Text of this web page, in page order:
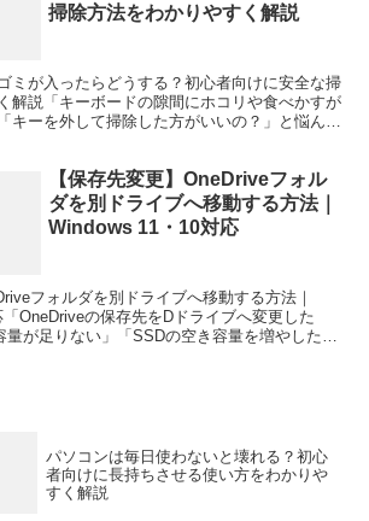
掃除方法をわかりやすく解説
ミが入ったらどうする？初心者向けに安全な掃
解説「キーボードの隙間にホコリや食べかすが
キーを外して掃除した方がいいの？」と悩んだ
【保存先変更】OneDriveフォル
ダを別ドライブへ移動する方法｜
Windows 11・10対応
フォルダを別ドライブへ移動する方法｜
OneDriveの保存先をDドライブへ変更した
量が足りない」「SSDの空き容量を増やした
パソコンは毎日使わないと壊れる？初心
者向けに長持ちさせる使い方をわかりや
すく解説